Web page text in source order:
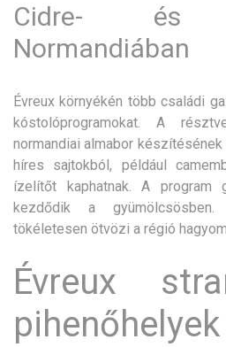
Cidre- és
Normandiában
Évreux környékén több családi
kóstolóprogramokat. A
normandiai almabor
híres sajtokból, például
ízelítőt kaphatnak. A program
kezdődik a
tökéletesen ötvözi a régió
Évreux
pihenőhelyek